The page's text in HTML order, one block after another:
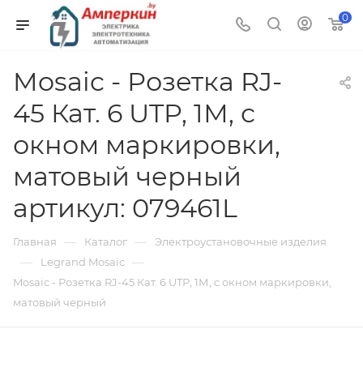
0
Mosaic - Розетка RJ-
45 Кат. 6 UTP, 1М, с
окном маркировки,
матовый черный
артикул: 079461L
Главная — Каталог — Электроустановочные изделия
— Legrand Mosaic —
Mosaic - Розетка RJ-45 Кат. 6 UTP, 1М, с окном маркировки,
матовый черный